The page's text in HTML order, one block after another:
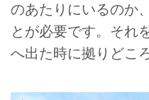
のあたりにいるのか
とが必要です。それ
へ出た時に拠りどこ